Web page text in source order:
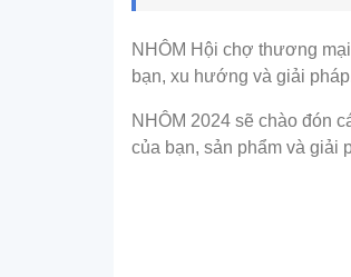
NHÔM Hội chợ thương
bạn, xu hướng và giải
NHÔM 2024 sẽ chào đón
của bạn, sản phẩm và giải